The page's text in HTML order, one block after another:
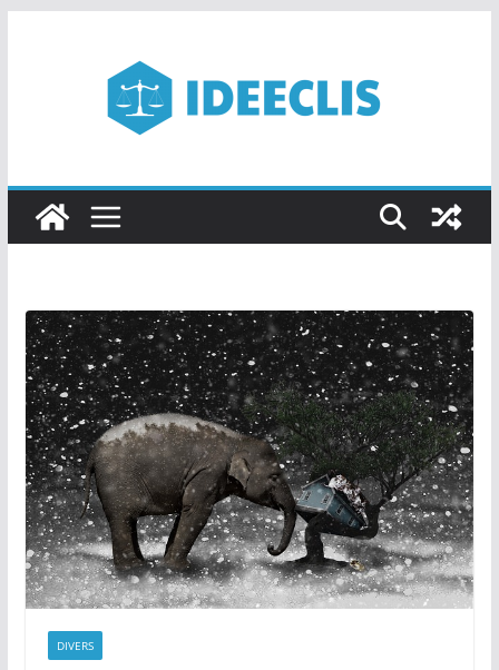
DIVERS